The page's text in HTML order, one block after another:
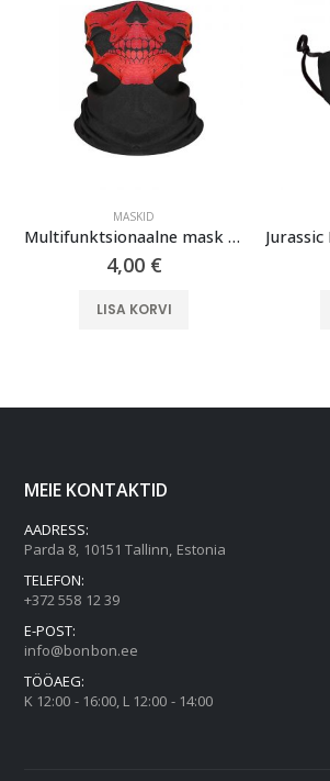
MASKID
Multifunktsionaalne mask “Skull” (Punane)
4,00 €
LISA KORVI
MEIE KONTAKTID
AADRESS:
Parda 8, 10151 Tallinn, Estonia
TELEFON:
+372 558 12 39
E-POST:
info@bonbon.ee
TÖÖAEG:
K 12:00 - 16:00, L 12:00 - 14:00